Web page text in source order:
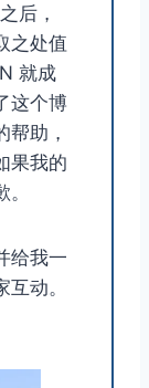
后，
之处值
就成
这个博
助，
果我的
给我一
动。